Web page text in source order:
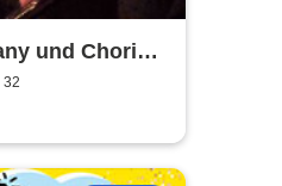
und Chorios
32